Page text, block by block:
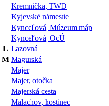
Kremnička, TWD
Kyjevské námestie
Kynceľová, Múzeum máp
Kynceľová, OcÚ
L Lazovná
M Magurská
Majer
Majer, otočka
Majerská cesta
Malachov, hostinec